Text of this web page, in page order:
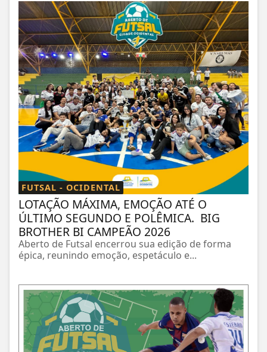
FUTSAL - OCIDENTAL
LOTAÇÃO MÁXIMA, EMOÇÃO ATÉ O
ÚLTIMO SEGUNDO E POLÊMICA. BIG
BROTHER BI CAMPEÃO 2026
Aberto de Futsal encerrou sua edição de forma
épica, reunindo emoção, espetáculo e...